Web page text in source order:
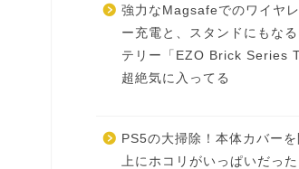
強力なMagsafeでのワイヤ
ー充電と、スタンドにもな
テリー「EZO Brick Series
超絶気に入ってる
PS5の大掃除！本体カバー
上にホコリがいっぱいだった